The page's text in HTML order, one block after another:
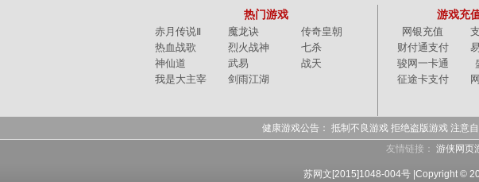
热门游戏
赤月传说Ⅱ 魔龙诀
传奇皇朝
热血战歌
烈火战神
七杀
神仙道
武易
战天
我是大主宰
剑雨江湖
游戏充
网银充值
财付通支付
骏网一卡通
征途卡支付
健康游戏公告： 抵制不良游戏 拒绝盗版游戏 注意
友情链接： 游侠网页
苏网文[2015]1048-004号 | Copyright ©